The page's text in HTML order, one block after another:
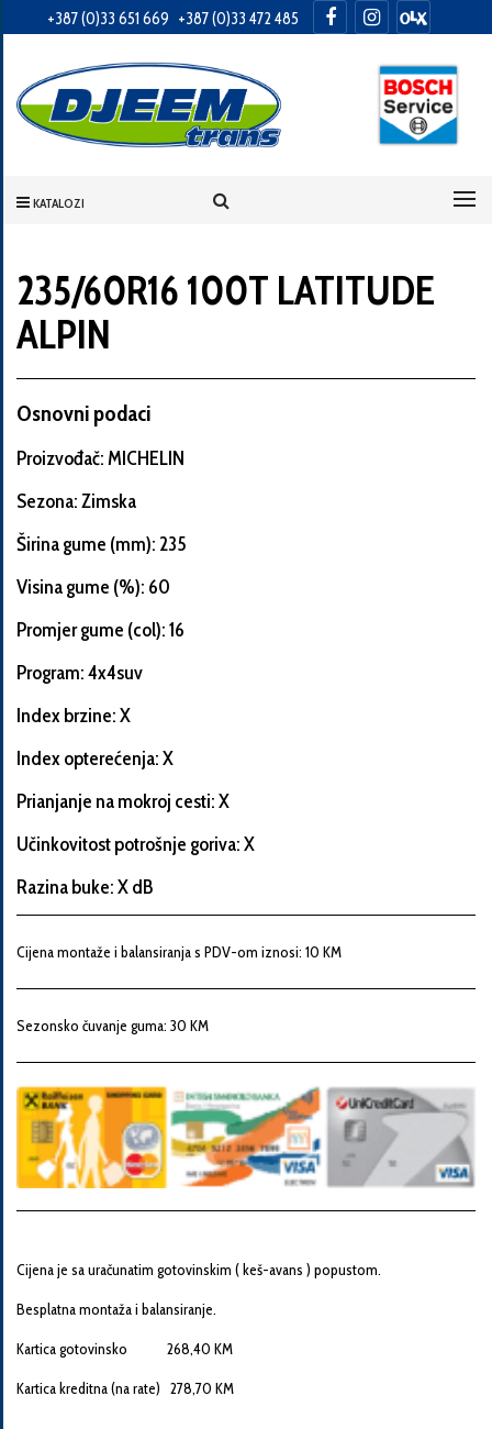
+387 (0)33 651 669 +387 (0)33 472 485
KATALOZI
Informacije
o
Vaša
Broj
Informacije
o
automobila
Snaga
motora
Godina
proizvodnje
Vaša
235/60R16 100T LATITUDE
ALPIN
Osnovni podaci
Proizvođač: MICHELIN
Sezona: Zimska
Širina gume (mm): 235
Visina gume (%): 60
Promjer gume (col): 16
Program: 4x4suv
Index brzine: X
Index opterećenja: X
Prianjanje na mokroj cesti: X
Učinkovitost potrošnje goriva: X
Razina buke: X dB
Cijena montaže i balansiranja s PDV-om iznosi: 10 KM
Sezonsko čuvanje guma: 30 KM
Cijena je sa uračunatim gotovinskim ( keš-avans ) popustom.
Besplatna montaža i balansiranje.
Kartica gotovinsko 268,40 KM
Kartica kreditna (na rate) 278,70 KM